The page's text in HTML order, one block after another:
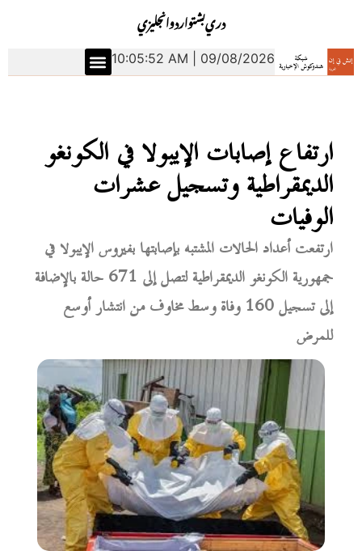
انجليزياردوبشتودري
10:05:53 AM | 09/08/2026
ارتفاع إصابات الإيبولا في الكونغو
الديمقراطية وتسجيل عشرات
الوفيات
ارتفعت أعداد الحالات المشتبه بإصابتها بفيروس الإيبولا في
جمهورية الكونغو الديمقراطية لتصل إلى 671 حالة بالإضافة
إلى تسجيل 160 وفاة وسط مخاوف من انتشار أوسع
للمرض